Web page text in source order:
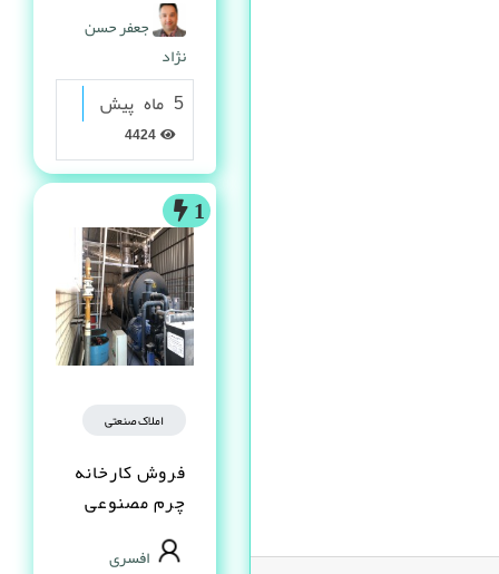
جعفر حسن
نژاد
5 ماه پیش
1
املاک صنعتی
فروش کارخانه
چرم مصنوعى
PVC در شیراز
افسری